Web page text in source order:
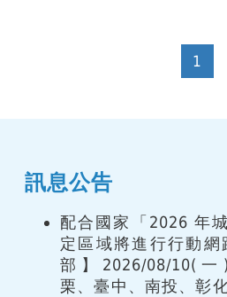
1
訊息公告
配合國家「2026 年
定區域將進行行動
部】2026/08/10(
栗、臺中、南投、彰